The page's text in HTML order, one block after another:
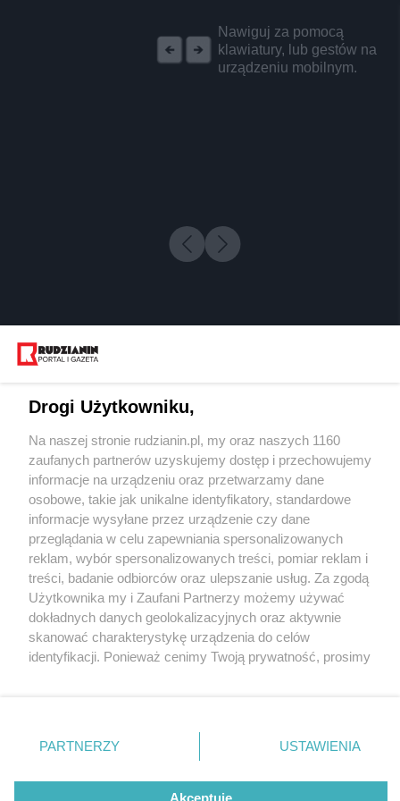
Nawiguj za pomocą
klawiatury, lub gestów na
urządzeniu mobilnym.
1 / 0
Wydawca mediów
Nie zapomnij
zapoznać się z:
polityką prywatności regulamin korzystania z portali
Twojemiasto
Piekary Śląskie
Chorzów
Tarnowskie Góry
Gliwice
Skontakuj sięz nami
Kontakt
Wydawca
Redakcja
Drogi Użytkowniku,
Na naszej stronie rudzianin.pl, my oraz naszych 1160
zaufanych partnerów uzyskujemy dostęp i przechowujemy
informacje na urządzeniu oraz przetwarzamy dane
osobowe, takie jak unikalne identyfikatory, standardowe
informacje wysyłane przez urządzenie czy dane
przeglądania w celu zapewniania spersonalizowanych
reklam, wybór spersonalizowanych treści, pomiar reklam i
treści, badanie odbiorców oraz ulepszanie usług. Za zgodą
Użytkownika my i Zaufani Partnerzy możemy używać
dokładnych danych geolokalizacyjnych oraz aktywnie
skanować charakterystykę urządzenia do celów
identyfikacji. Ponieważ cenimy Twoją prywatność, prosimy
prywatności znajdujący się w lewym dolnym rogu strony
. Niektóre rodzaje przetwarzania danych nie wymagają
zgody użytkownika, ale masz prawo sprzeciwić się
takiemu przetwarzaniu. Preferencje będą miały
PARTNERZY USTAWIENIA
Akceptuję